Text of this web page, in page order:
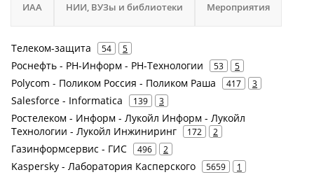
ИАА НИИ, ВУЗы и библиотеки Мероприятия
Телеком-защита 54 5
Роснефть - РН-Информ - РН-Технологии 53 5
Polycom - Поликом Россия - Поликом Раша 417 3
Salesforce - Informatica 139 3
Ростелеком - Информ - Лукойл Информ - Лукойл
Технологии - Лукойл Инжиниринг
172 2
Газинформсервис - ГИС 496 2
Kaspersky - Лаборатория Касперского 5659 1